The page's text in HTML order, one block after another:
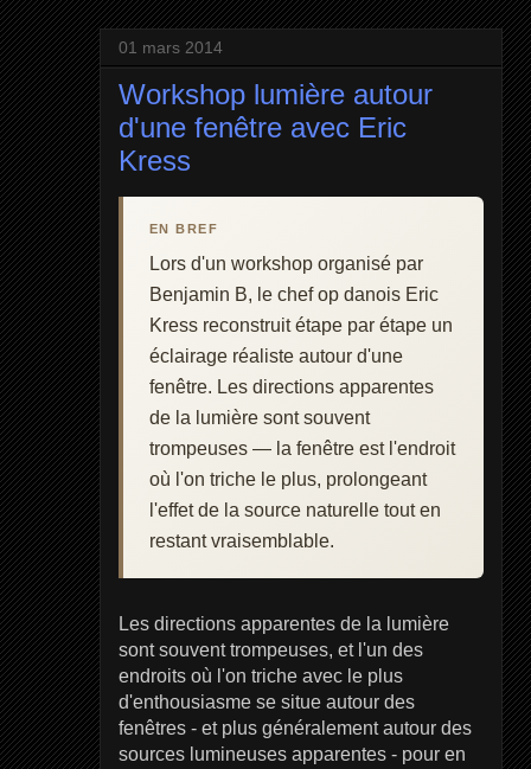
01 mars 2014
Workshop lumière autour
d'une fenêtre avec Eric
Kress
EN BREF
Lors d'un workshop organisé par
Benjamin B, le chef op danois Eric
Kress reconstruit étape par étape un
éclairage réaliste autour d'une
fenêtre. Les directions apparentes
de la lumière sont souvent
trompeuses — la fenêtre est l'endroit
où l'on triche le plus, prolongeant
l'effet de la source naturelle tout en
restant vraisemblable.
Les directions apparentes de la lumière
sont souvent trompeuses, et l'un des
endroits où l'on triche avec le plus
d'enthousiasme se situe autour des
fenêtres - et plus généralement autour des
sources lumineuses apparentes - pour en